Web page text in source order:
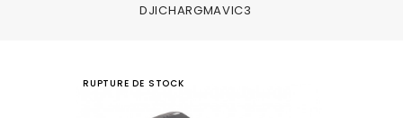
DJICHARGMAVIC3
RUPTURE DE STOCK